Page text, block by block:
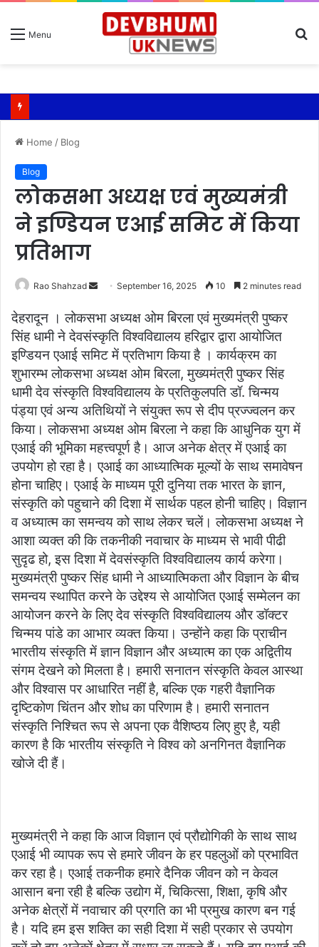
Menu
Home / Blog
Blog
लोकसभा अध्यक्ष एवं मुख्यमंत्री
ने इण्डियन एआई समिट में किया
प्रतिभाग
Rao Shahzad
Send
email
September 16, 2025 10 2 minutes read
देहरादून । लोकसभा अध्यक्ष ओम बिरला एवं मुख्यमंत्री पुष्कर
सिंह धामी ने देवसंस्कृति विश्वविद्यालय हरिद्वार द्वारा आयोजित
इण्डियन एआई समिट में प्रतिभाग किया है । कार्यक्रम का
शुभारम्भ लोकसभा अध्यक्ष ओम बिरला, मुख्यमंत्री पुष्कर सिंह
धामी देव संस्कृति विश्वविद्यालय के प्रतिकुलपति डॉ. चिन्मय
पंड्या एवं अन्य अतिथियों ने संयुक्त रूप से दीप प्रज्ज्वलन कर
किया। लोकसभा अध्यक्ष ओम बिरला ने कहा कि आधुनिक युग में
एआई की भूमिका महत्त्वपूर्ण है। आज अनेक क्षेत्र में एआई का
उपयोग हो रहा है। एआई का आध्यात्मिक मूल्यों के साथ समावेषन
होना चाहिए। एआई के माध्यम पूरी दुनिया तक भारत के ज्ञान,
संस्कृति को पहुचाने की दिशा में सार्थक पहल होनी चाहिए। विज्ञान
व अध्यात्म का समन्वय को साथ लेकर चलें। लोकसभा अध्यक्ष ने
आशा व्यक्त की कि तकनीकी नवाचार के माध्यम से भावी पीढी
सुदृढ हो, इस दिशा में देवसंस्कृति विश्वविद्यालय कार्य करेगा।
मुख्यमंत्री पुष्कर सिंह धामी ने आध्यात्मिकता और विज्ञान के बीच
समन्वय स्थापित करने के उद्देश्य से आयोजित एआई सम्मेलन का
आयोजन करने के लिए देव संस्कृति विश्वविद्यालय और डॉक्टर
चिन्मय पांडे का आभार व्यक्त किया। उन्होंने कहा कि प्राचीन
भारतीय संस्कृति में ज्ञान विज्ञान और अध्यात्म का एक अद्वितीय
संगम देखने को मिलता है। हमारी सनातन संस्कृति केवल आस्था
और विश्वास पर आधारित नहीं है, बल्कि एक गहरी वैज्ञानिक
दृष्टिकोण चिंतन और शोध का परिणाम है। हमारी सनातन
संस्कृति निश्चित रूप से अपना एक वैशिष्ठय लिए हुए है, यही
कारण है कि भारतीय संस्कृति ने विश्व को अनगिनत वैज्ञानिक
खोजे दी हैं।
मुख्यमंत्री ने कहा कि आज विज्ञान एवं प्रौद्योगिकी के साथ साथ
एआई भी व्यापक रूप से हमारे जीवन के हर पहलुओं को प्रभावित
कर रहा है। एआई तकनीक हमारे दैनिक जीवन को न केवल
आसान बना रही है बल्कि उद्योग में, चिकित्सा, शिक्षा, कृषि और
अनेक क्षेत्रों में नवाचार की प्रगति का भी प्रमुख कारण बन गई
है। यदि हम इस शक्ति का सही दिशा में सही प्रकार से उपयोग